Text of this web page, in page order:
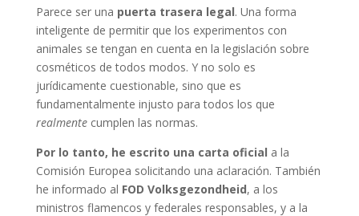
Parece ser una puerta trasera legal. Una forma
inteligente de permitir que los experimentos con
animales se tengan en cuenta en la legislación sobre
cosméticos de todos modos. Y no solo es
jurídicamente cuestionable, sino que es
fundamentalmente injusto para todos los que
realmentecumplen las normas.
Por lo tanto, he escrito una carta oficial a la
Comisión Europea solicitando una aclaración. También
he informado al FOD Volksgezondheid, a los
ministros flamencos y federales responsables, y a la